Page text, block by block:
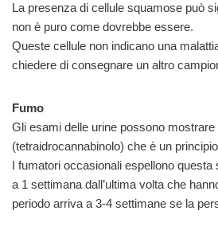
La presenza di cellule squamose può
non è puro come dovrebbe essere.
Queste cellule non indicano una
chiedere di consegnare un altro
Fumo
Gli esami delle urine possono
(tetraidrocannabinolo) che è un
I fumatori occasionali espellono
a 1 settimana dall’ultima volta che
periodo arriva a 3-4 settimane se la